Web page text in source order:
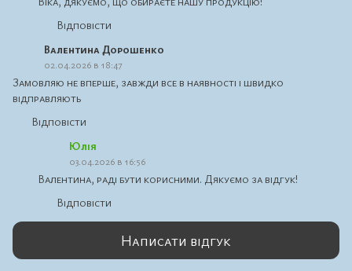
Відповісти
Валентина Дорошенко
02.04.2026 в 18:47
Замовляю не вперше, завжди все в наявності і швидко
відправляють
Відповісти
Юлія
03.04.2026 в 16:56
Валентина, раді бути корисними. Дякуємо за відгук!
Відповісти
Написати відгук